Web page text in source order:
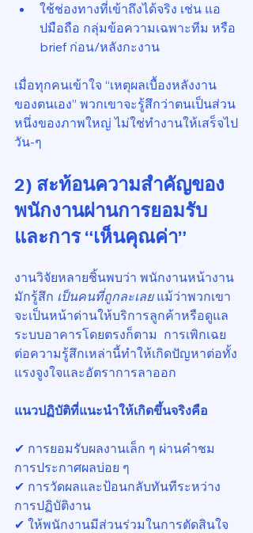
ใช้ช่องทางที่เข้าถึงได้จริง เช่น แอ
ปมือถือ กลุ่มข้อความเฉพาะทีม หรือ
brief ก่อน/หลังกะงาน
เมื่อทุกคนเข้าใจ “เหตุผลเบื้องหลังงาน
ของตนเอง” พวกเขาจะรู้สึกว่าตนเป็นส่วน
หนึ่งของภาพใหญ่ ไม่ใช่ทำงานให้เสร็จไป
วัน-ๆ
2) สะท้อนความสำคัญของ
พนักงานผ่านการยอมรับ
และการ “เห็นคุณค่า”
งานวิจัยหลายชิ้นพบว่า พนักงานหน้างาน
มักรู้สึก เป็นคนที่ถูกละเลย แม้ว่าพวกเขา
จะเป็นหน้าด่านให้บริการลูกค้าหรือดูแล
ระบบอาคารโดยตรงก็ตาม  การเพิกเฉย
ต่อความรู้สึกเหล่านี้ทำให้เกิดปัญหาต่อทั้ง
แรงจูงใจและอัตราการลาออก
แนวปฏิบัติที่แนะนำให้เกิดขึ้นจริงคือ
✔ การยอมรับผลงานเล็ก ๆ ผ่านคำชม
การประกาศผลบ่อย ๆ
✔ การวัดผลและป้อนกลับทันทีระหว่าง
การปฏิบัติงาน
✔ ให้พนักงานมีส่วนร่วมในการตัดสินใจ